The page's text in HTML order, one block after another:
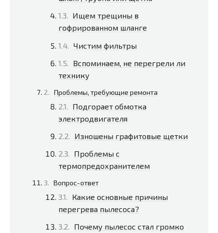
Ищем трещины в
гофрированном шланге
Чистим фильтры
Вспоминаем, не перегрели ли
технику
Проблемы, требующие ремонта
Подгорает обмотка
электродвигателя
Изношены графитовые щетки
Проблемы с
термопредохранителем
Вопрос-ответ
Какие основные причины
перегрева пылесоса?
Почему пылесос стал громко